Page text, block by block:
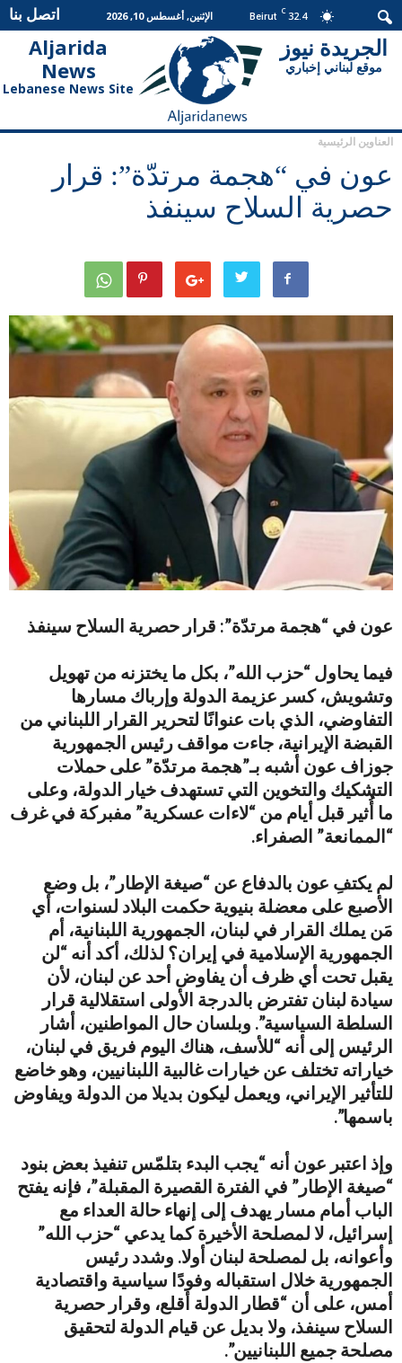
32.4
C
Beirut الإثنين, أغسطس 10, 2026 اتصل بنا
Aljarida
News
Lebanese News Site
الجريدة
نيوز
الجريدة نيوز
موقع لبناني إخباري
العناوين الرئيسية
عون في “هجمة مرتدّة”: قرار
حصرية السلاح سينفذ
عون في “هجمة مرتدّة”: قرار حصرية السلاح سينفذ
فيما يحاول “حزب الله”، بكل ما يختزنه من تهويل
وتشويش، كسر عزيمة الدولة وإرباك مسارها
التفاوضي، الذي بات عنوانًا لتحرير القرار اللبناني من
القبضة الإيرانية، جاءت مواقف رئيس الجمهورية
جوزاف عون أشبه بـ”هجمة مرتدّة” على حملات
التشكيك والتخوين التي تستهدف خيار الدولة، وعلى
ما أُثير قبل أيام من “لاءات عسكرية” مفبركة في غرف
“الممانعة” الصفراء.
لم يكتفِ عون بالدفاع عن “صيغة الإطار”، بل وضع
الأصبع على معضلة بنيوية حكمت البلاد لسنوات، أي
مَن يملك القرار في لبنان، الجمهورية اللبنانية، أم
الجمهورية الإسلامية في إيران؟ لذلك، أكد أنه “لن
يقبل تحت أي ظرف أن يفاوض أحد عن لبنان، لأن
سيادة لبنان تفترض بالدرجة الأولى استقلالية قرار
السلطة السياسية”. وبلسان حال المواطنين، أشار
الرئيس إلى أنه “للأسف، هناك اليوم فريق في لبنان،
خياراته تختلف عن خيارات غالبية اللبنانيين، وهو خاضع
للتأثير الإيراني، ويعمل ليكون بديلا من الدولة ويفاوض
باسمها”.
وإذ اعتبر عون أنه “يجب البدء بتلمّس تنفيذ بعض بنود
“صيغة الإطار” في الفترة القصيرة المقبلة”، فإنه يفتح
الباب أمام مسار يهدف إلى إنهاء حالة العداء مع
إسرائيل، لا لمصلحة الأخيرة كما يدعي “حزب الله”
وأعوانه، بل لمصلحة لبنان أولا. وشدد رئيس
الجمهورية خلال استقباله وفودًا سياسية واقتصادية
أمس، على أن “قطار الدولة أقلع، وقرار حصرية
السلاح سينفذ، ولا بديل عن قيام الدولة لتحقيق
مصلحة جميع اللبنانيين”.